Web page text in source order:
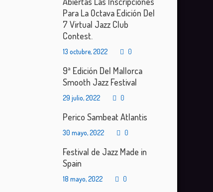
Para La Octava Edición Del
7 Virtual Jazz Club
Contest.
13 octubre, 2022 0
9ª Edición Del Mallorca
Smooth Jazz Festival
29 julio, 2022 0
Perico Sambeat Atlantis
30 mayo, 2022 0
Festival de Jazz Made in
Spain
18 mayo, 2022 0